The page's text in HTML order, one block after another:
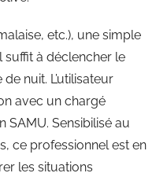
etc.), une simple
suffit à déclencher le
nuit. L’utilisateur
avec un chargé
SAMU. Sensibilisé au
ce professionnel est en
les situations